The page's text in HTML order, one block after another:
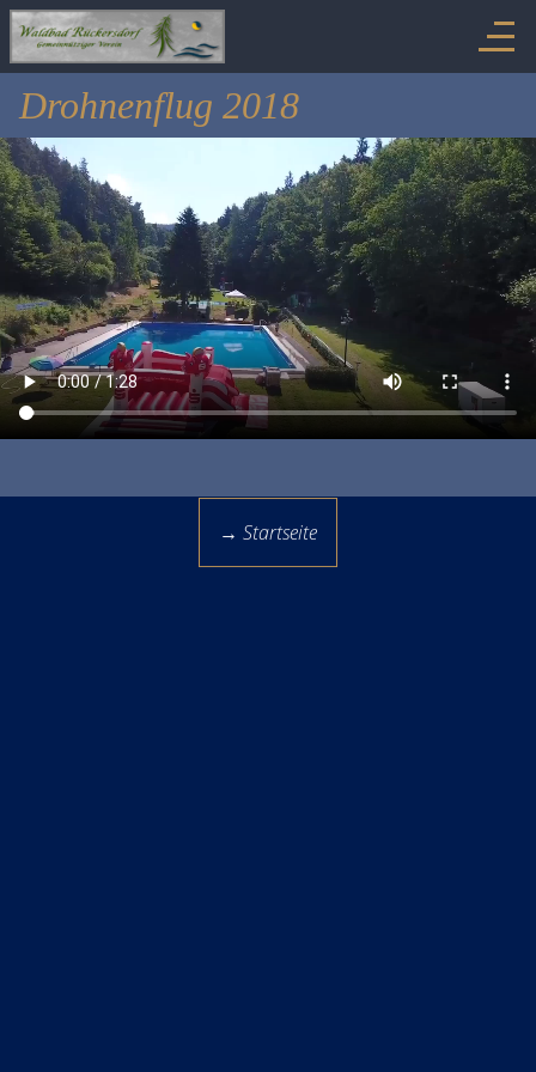
Drohnenflug 2018
→ Startseite